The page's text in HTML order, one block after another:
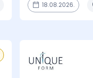
18.08.2026.